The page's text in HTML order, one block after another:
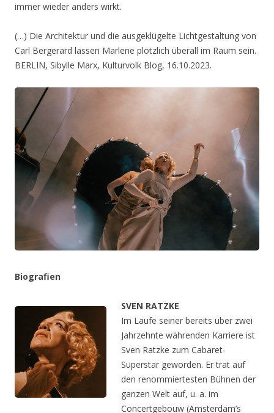
immer wieder anders wirkt.
(…) Die Architektur und die ausgeklügelte Lichtgestaltung von
Carl Bergerard lassen Marlene plötzlich überall im Raum sein.
BERLIN, Sibylle Marx, Kulturvolk Blog, 16.10.2023.
Biografien
SVEN RATZKE
Im Laufe seiner bereits über zwei
Jahrzehnte währenden Karriere ist
Sven Ratzke zum Cabaret-
Superstar geworden. Er trat auf
den renommiertesten Bühnen der
ganzen Welt auf, u. a. im
Concertgebouw (Amsterdam’s